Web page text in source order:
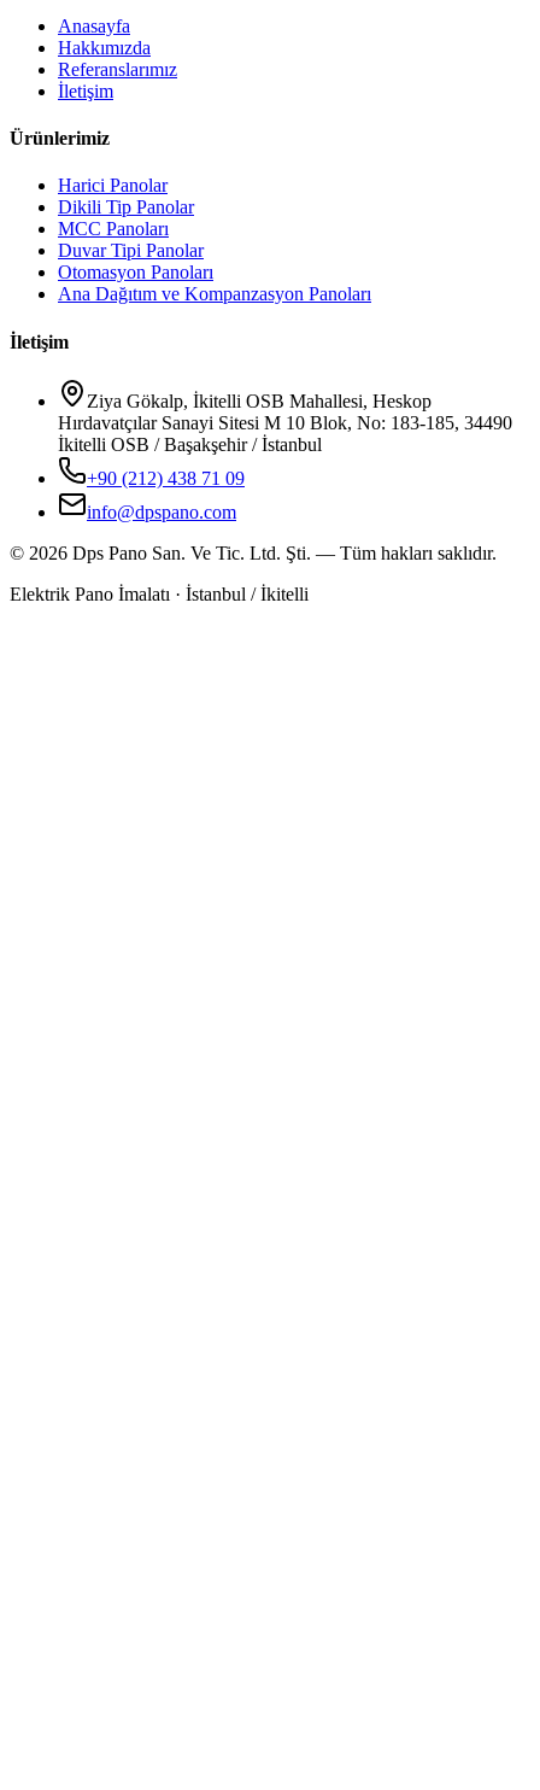
Anasayfa
Hakkımızda
Referanslarımız
İletişim
Ürünlerimiz
Harici Panolar
Dikili Tip Panolar
MCC Panoları
Duvar Tipi Panolar
Otomasyon Panoları
Ana Dağıtım ve Kompanzasyon Panoları
İletişim
Ziya Gökalp, İkitelli OSB Mahallesi, Heskop
Hırdavatçılar Sanayi Sitesi M 10 Blok, No: 183-185, 34490
İkitelli OSB / Başakşehir / İstanbul
+90 (212) 438 71 09
info@dpspano.com
© 2026 Dps Pano San. Ve Tic. Ltd. Şti. — Tüm hakları saklıdır.
Elektrik Pano İmalatı · İstanbul / İkitelli